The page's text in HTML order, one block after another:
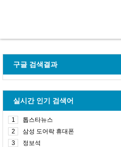
구글 검색결과
실시간 인기 검색어
1
톱스타뉴스
2
삼성 도어락 휴대폰
3
정보석